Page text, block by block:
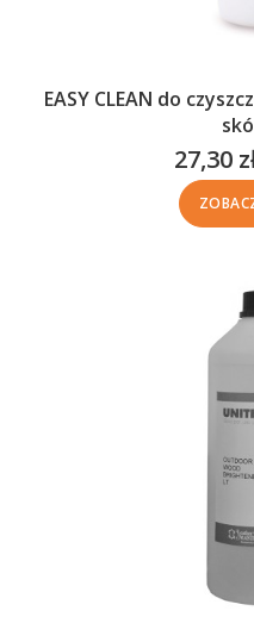
EASY CLEAN do
Cena
27,30